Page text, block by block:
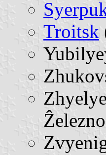
Troitsk